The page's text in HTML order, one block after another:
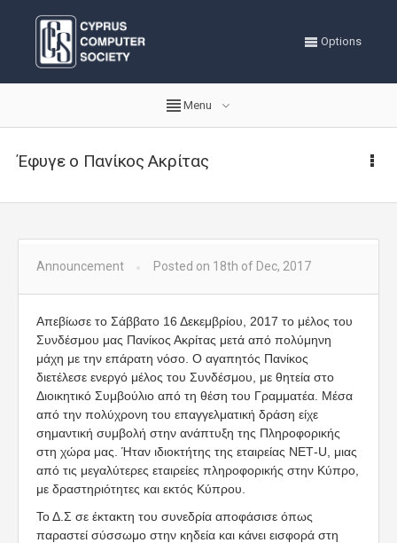
Options
Menu
Έφυγε ο Πανίκος Ακρίτας
Announcement Posted on 18th of Dec, 2017
Απεβίωσε το Σάββατο 16 Δεκεμβρίου, 2017 το μέλος του
Συνδέσμου μας Πανίκος Ακρίτας μετά από πολύμηνη
μάχη με την επάρατη νόσο. Ο αγαπητός Πανίκος
διετέλεσε ενεργό μέλος του Συνδέσμου, με θητεία στο
Διοικητικό Συμβούλιο από τη θέση του Γραμματέα. Μέσα
από την πολύχρονη του επαγγελματική δράση είχε
σημαντική συμβολή στην ανάπτυξη της Πληροφορικής
στη χώρα μας. Ήταν ιδιοκτήτης της εταιρείας ΝΕΤ-U, μιας
από τις μεγαλύτερες εταιρείες πληροφορικής στην Κύπρο,
με δραστηριότητες και εκτός Κύπρου.
Το Δ.Σ σε έκτακτη του συνεδρία αποφάσισε όπως
παραστεί σύσσωμο στην κηδεία και κάνει εισφορά στη